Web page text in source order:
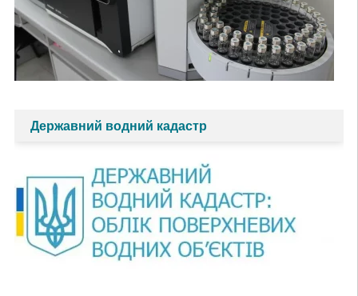
Державний водний кадастр